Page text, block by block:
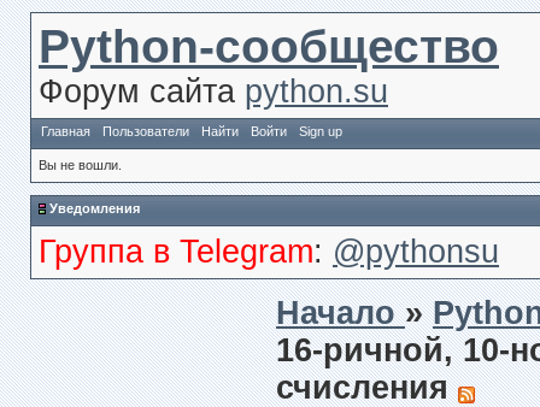
Python-сообщество
Форум сайта python.su
Главная Пользователи Найти Войти Sign up
Вы не вошли.
Уведомления
Группа в Telegram: @pythonsu
Начало»
16-ричной, 10-
счисления